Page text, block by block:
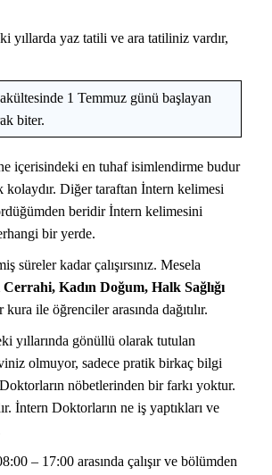
yıllarda yaz tatili ve ara tatiliniz vardır,
1 Temmuz günü başlayan
biter.
içerisindeki en tuhaf isimlendirme budur
kolaydır. Diğer taraftan İntern kelimesi
beridir İntern kelimesini
bir yerde.
süreler kadar çalışırsınız. Mesela
Kadın Doğum, Halk Sağlığı
ile öğrenciler arasında dağıtılır.
yıllarında gönüllü olarak tutulan
olmuyor, sadece pratik birkaç bilgi
nöbetlerinden bir farkı yoktur.
İntern Doktorların ne iş yaptıkları ve
– 17:00 arasında çalışır ve bölümden
TIP FAKÜLTESI | SORULAR VE CEVAPLAR